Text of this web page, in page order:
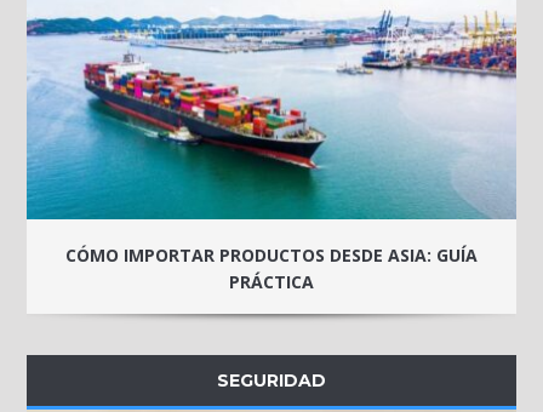
CÓMO IMPORTAR PRODUCTOS DESDE ASIA: GUÍA
PRÁCTICA
SEGURIDAD